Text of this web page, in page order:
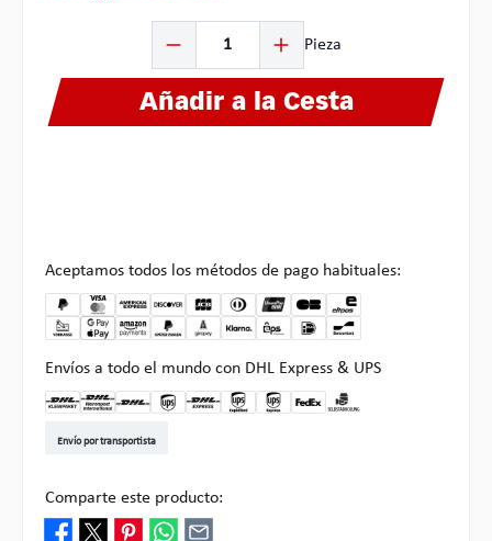
Pieza
Añadir a la Cesta
Aceptamos todos los métodos de pago habituales:
Envíos a todo el mundo con DHL Express & UPS
Envío por transportista
Comparte este producto: